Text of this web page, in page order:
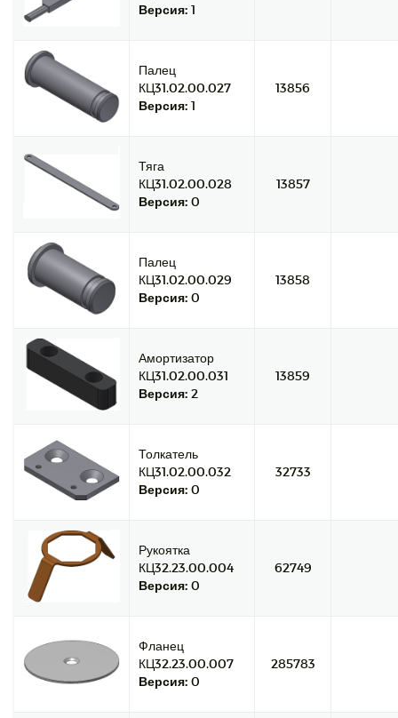
Версия: 1
Палец
КЦ31.02.00.027
Версия: 1
13856
Тяга
КЦ31.02.00.028
Версия: 0
13857
Палец
КЦ31.02.00.029
Версия: 0
13858
Амортизатор
КЦ31.02.00.031
Версия: 2
13859
Толкатель
КЦ31.02.00.032
Версия: 0
32733
Рукоятка
КЦ32.23.00.004
Версия: 0
62749
Фланец
КЦ32.23.00.007
Версия: 0
285783